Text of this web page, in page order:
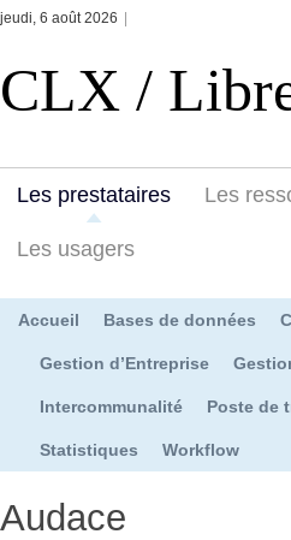
jeudi, 6 août 2026
CLX /
Les prestataires Les
Les usagers
Accueil Bases de données
Gestion d’Entreprise
Intercommunalité Poste de
Statistiques Workflow
Audace